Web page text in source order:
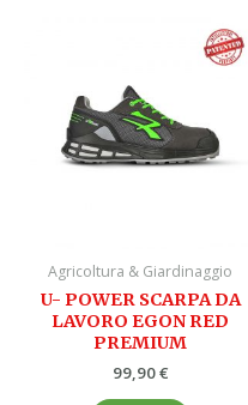
Agricoltura & Giardinaggio
U- POWER SCARPA DA
LAVORO EGON RED
PREMIUM
99,90€
Questo
varianti.
Le
scelte
nella
pagina